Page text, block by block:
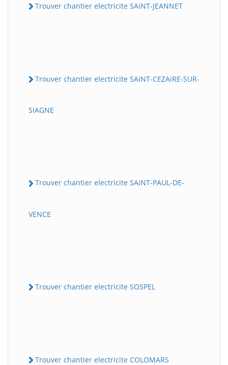
Trouver chantier electricite SAiNT-JEANNET
Trouver chantier electricite SAiNT-CEZAiRE-SUR-
SiAGNE
Trouver chantier electricite SAiNT-PAUL-DE-
VENCE
Trouver chantier electricite SOSPEL
Trouver chantier electricite COLOMARS